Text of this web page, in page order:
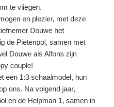
te vliegen.
en plezier, met deze
Douwe het
de Pietenpol, samen met
Douwe als Alfons zijn
couple!
een 1:3 schaalmodel, hun
ons. Na volgend jaar,
en de Helpman 1, samen in